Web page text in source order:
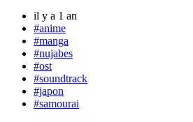
il y a 1 an
#anime
#manga
#nujabes
#ost
#soundtrack
#japon
#samourai